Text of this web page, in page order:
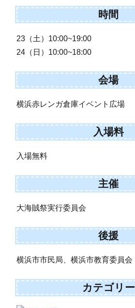
時間
23（土）10:00~19:00
24（日）10:00~18:00
会場
横浜赤レンガ倉庫イベント広場
入場料
入場無料
主催
大海賊祭実行委員会
後援
横浜市市民局、横浜市教育委員会
カテゴリー